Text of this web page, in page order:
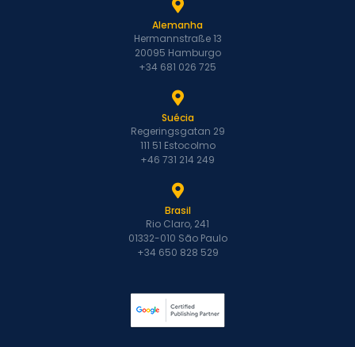
Alemanha
Hermannstraße 13
20095 Hamburgo
+34 681 026 725
Suécia
Regeringsgatan 29
111 51 Estocolmo
+46 731 214 249
Brasil
Rio Claro, 241
01332-010 São Paulo
+34 650 828 529